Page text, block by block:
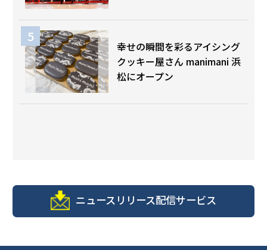
幸せの瞬間を彩るアイシング
クッキー屋さん manimani 浜
松にオープン
ニュースリリース配信サービス